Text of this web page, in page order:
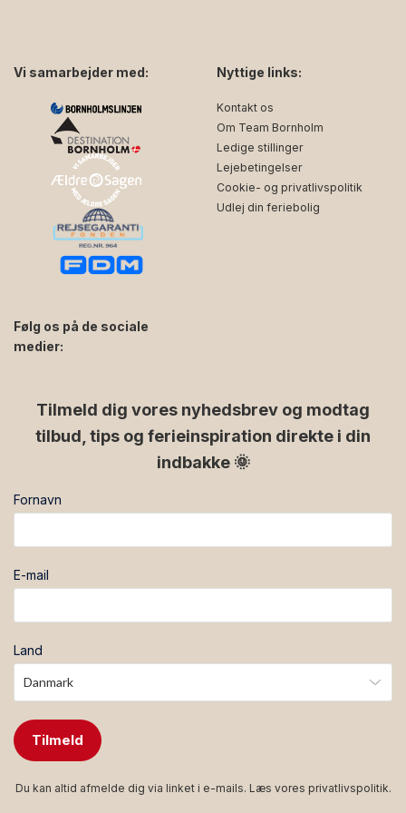
Vi samarbejder med:
Følg os på de sociale
medier:
Nyttige links:
Kontakt os
Om Team Bornholm
Ledige stillinger
Lejebetingelser
Cookie- og privatlivspolitik
Udlej din feriebolig
Tilmeld dig vores nyhedsbrev og modtag
tilbud, tips og ferieinspiration direkte i din
indbakke 🌞
Fornavn
E-mail
Land
Tilmeld
Du kan altid afmelde dig via linket i e-mails. Læs vores privatlivspolitik.